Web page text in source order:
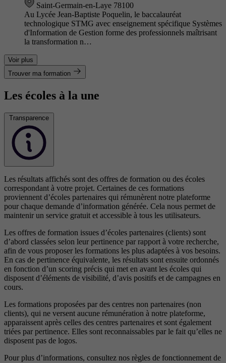
Saint-Germain-en-Laye 78100
Au Lycée Jean-Baptiste Poquelin, le baccalauréat
technologique STMG avec enseignement spécifique Systèmes
d'Information de Gestion forme des professionnels maîtrisant
la transformation n…
Voir plus
Trouver ma formation
Les écoles à la une
Transparence
Les résultats affichés sont des offres de formation ou des écoles
correspondant à votre projet. Certaines de ces formations
proviennent d’écoles partenaires qui rémunèrent notre plateforme
pour chaque demande d’information générée. Cela nous permet de
maintenir un service gratuit et accessible à tous les utilisateurs.
Les offres de formation issues d’écoles partenaires (clients) sont
d’abord classées selon leur pertinence par rapport à votre recherche,
afin de vous proposer les formations les plus adaptées à vos besoins.
En cas de pertinence équivalente, les résultats sont ensuite ordonnés
en fonction d’un scoring précis qui met en avant les écoles qui
disposent d’éléments de visibilité, d’avis positifs et de campagnes en
cours.
Les formations proposées par des centres non partenaires (non
clients), qui ne versent aucune rémunération à notre plateforme,
apparaissent après celles des centres partenaires et sont également
triées par pertinence. Elles sont reconnaissables par le fait qu’elles ne
disposent pas de logos.
Pour plus d’informations, consultez nos règles de fonctionnement de